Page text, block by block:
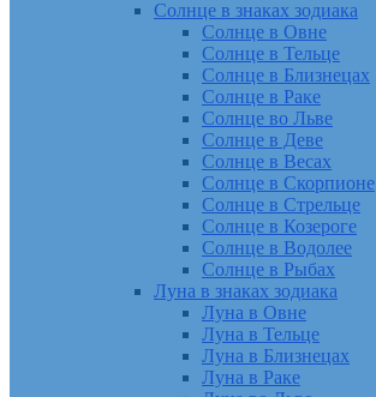
Солнце в знаках зодиака
Солнце в Овне
Солнце в Тельце
Солнце в Близнецах
Солнце в Раке
Солнце во Льве
Солнце в Деве
Солнце в Весах
Солнце в Скорпионе
Солнце в Стрельце
Солнце в Козероге
Солнце в Водолее
Солнце в Рыбах
Луна в знаках зодиака
Луна в Овне
Луна в Тельце
Луна в Близнецах
Луна в Раке